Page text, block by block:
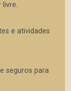
e atividades
seguros para